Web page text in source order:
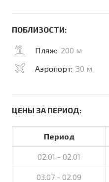
ПОБЛИЗОСТИ:
Пляж: 200 м
Аэропорт: 30 м
ЦЕНЫ ЗА ПЕРИОД:
Период
02.01 - 02.01
03.07 - 02.09